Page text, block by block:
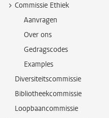
Commissie Ethiek
Aanvragen
Over ons
Gedragscodes
Examples
Diversiteitscommissie
Bibliotheekcommissie
Loopbaancommissie